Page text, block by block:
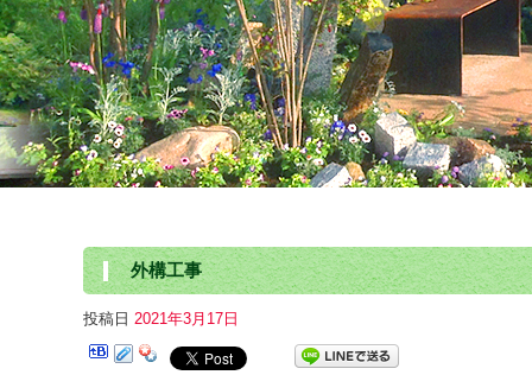
外構工事
投稿日 2021年3月17日